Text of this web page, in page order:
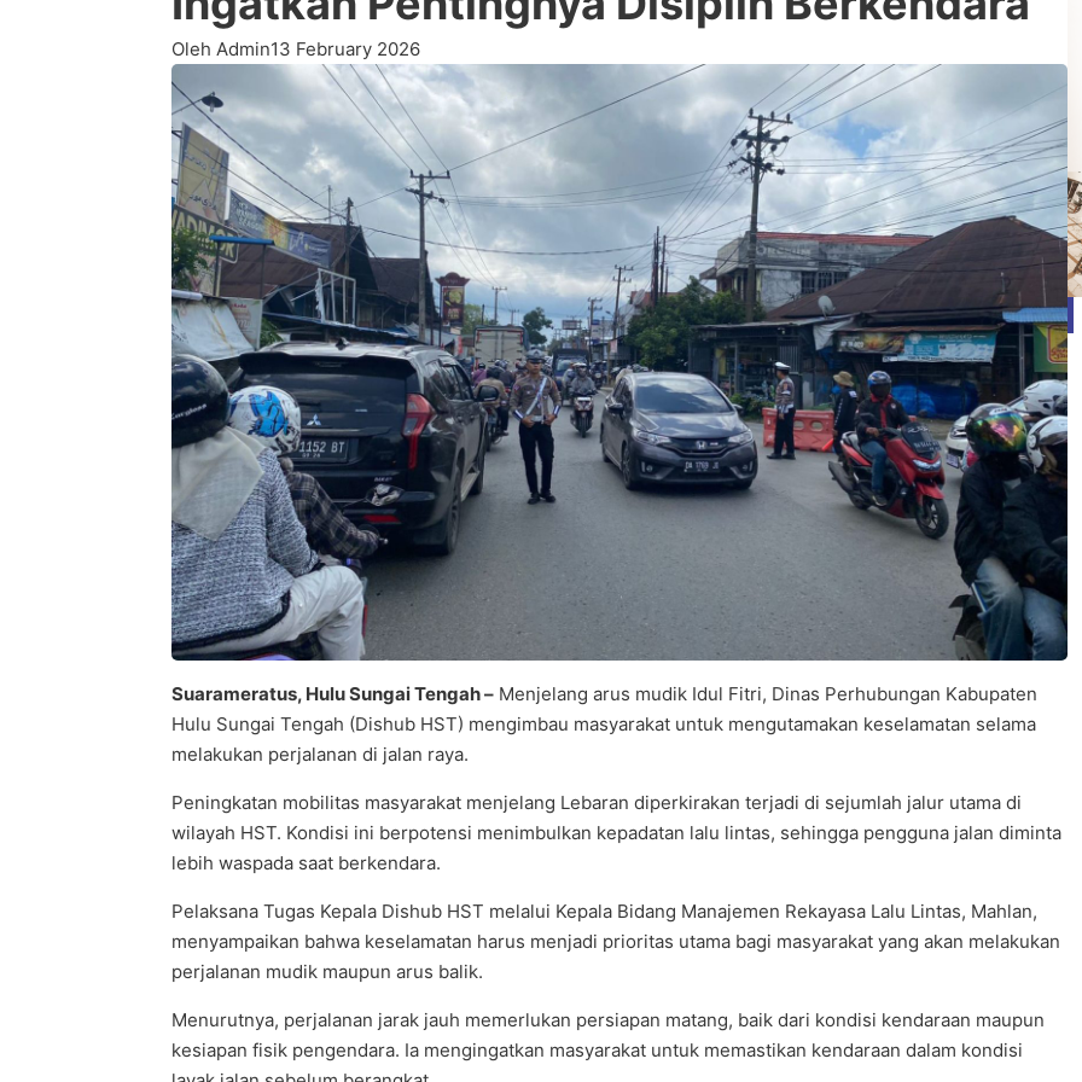
Oleh Admin13 February 2026
Suarameratus, Hulu Sungai Tengah – Menjelang arus mudik Idul Fitri, Dinas Perhubungan Kabupaten
Hulu Sungai Tengah (Dishub HST) mengimbau masyarakat untuk mengutamakan keselamatan selama
melakukan perjalanan di jalan raya.
Peningkatan mobilitas masyarakat menjelang Lebaran diperkirakan terjadi di sejumlah jalur utama di
wilayah HST. Kondisi ini berpotensi menimbulkan kepadatan lalu lintas, sehingga pengguna jalan diminta
lebih waspada saat berkendara.
Pelaksana Tugas Kepala Dishub HST melalui Kepala Bidang Manajemen Rekayasa Lalu Lintas, Mahlan,
menyampaikan bahwa keselamatan harus menjadi prioritas utama bagi masyarakat yang akan melakukan
perjalanan mudik maupun arus balik.
Menurutnya, perjalanan jarak jauh memerlukan persiapan matang, baik dari kondisi kendaraan maupun
kesiapan fisik pengendara. Ia mengingatkan masyarakat untuk memastikan kendaraan dalam kondisi